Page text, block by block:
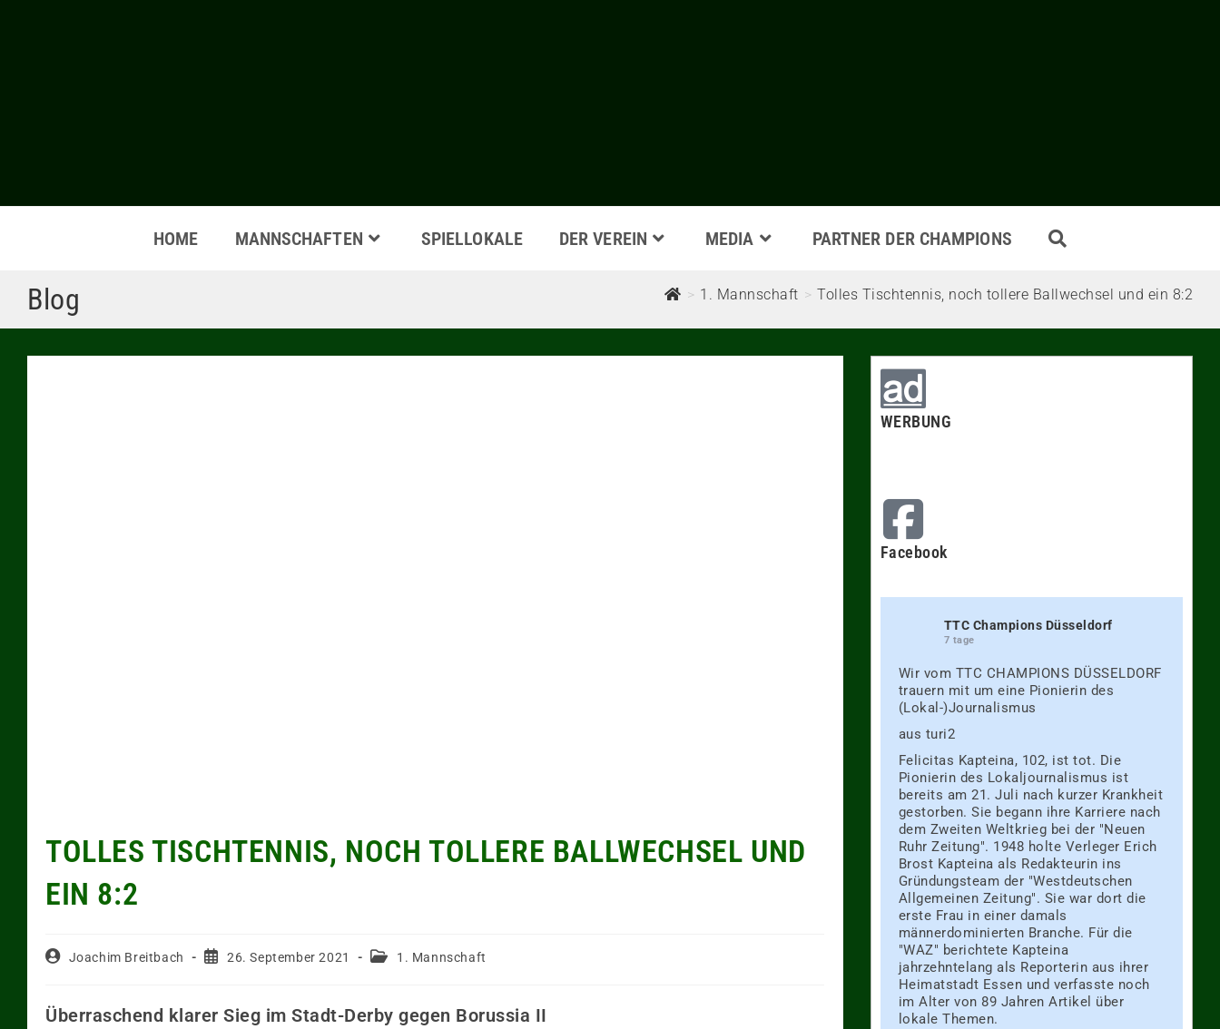
HOME MANNSCHAFTEN SPIELLOKALE DER VEREIN MEDIA PARTNER DER CHAMPIONS
Blog > 1. Mannschaft > Tolles Tischtennis, noch tollere Ballwechsel und ein 8:2
TOLLES TISCHTENNIS, NOCH TOLLERE BALLWECHSEL UND
EIN 8:2
Joachim Breitbach 26. September 2021 1. Mannschaft
Überraschend klarer Sieg im Stadt-Derby gegen Borussia II
WERBUNG
Facebook
TTC Champions Düsseldorf
7 tage
Wir vom TTC CHAMPIONS DÜSSELDORF
trauern mit um eine Pionierin des
(Lokal-)Journalismus
aus turi2
Felicitas Kapteina, 102, ist tot. Die
Pionierin des Lokaljournalismus ist
bereits am 21. Juli nach kurzer Krankheit
gestorben. Sie begann ihre Karriere nach
dem Zweiten Weltkrieg bei der "Neuen
Ruhr Zeitung". 1948 holte Verleger Erich
Brost Kapteina als Redakteurin ins
Gründungsteam der "Westdeutschen
Allgemeinen Zeitung". Sie war dort die
erste Frau in einer damals
männerdominierten Branche. Für die
"WAZ" berichtete Kapteina
jahrzehntelang als Reporterin aus ihrer
Heimatstadt Essen und verfasste noch
im Alter von 89 Jahren Artikel über
lokale Themen.